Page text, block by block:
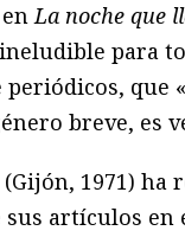
enLa noche que
para
periódicos, que
breve, es
(Gijón, 1971) ha
sus artículos